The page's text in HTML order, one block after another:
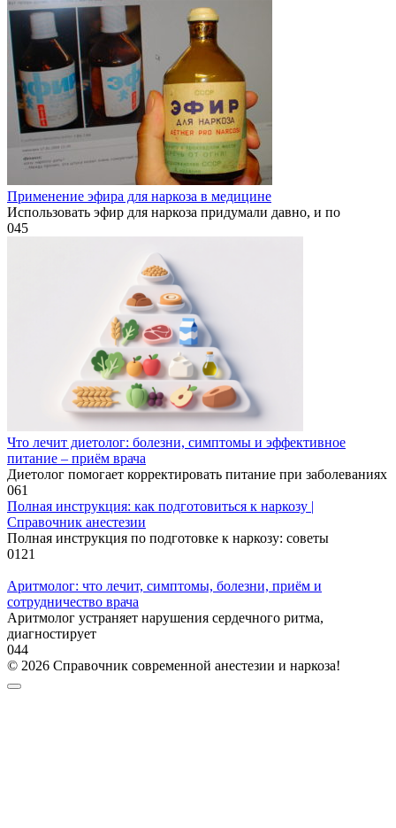
Применение эфира для наркоза в медицине
Использовать эфир для наркоза придумали давно, и по
045
Что лечит диетолог: болезни, симптомы и эффективное
питание – приём врача
Диетолог помогает корректировать питание при заболеваниях
061
Полная инструкция: как подготовиться к наркозу |
Справочник анестезии
Полная инструкция по подготовке к наркозу: советы
0121
Аритмолог: что лечит, симптомы, болезни, приём и
сотрудничество врача
Аритмолог устраняет нарушения сердечного ритма,
диагностирует
044
© 2026 Справочник современной анестезии и наркоза!